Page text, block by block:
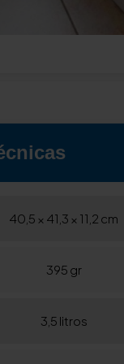
40,5 × 41,3 × 11,2 cm
395 gr
3,5 litros